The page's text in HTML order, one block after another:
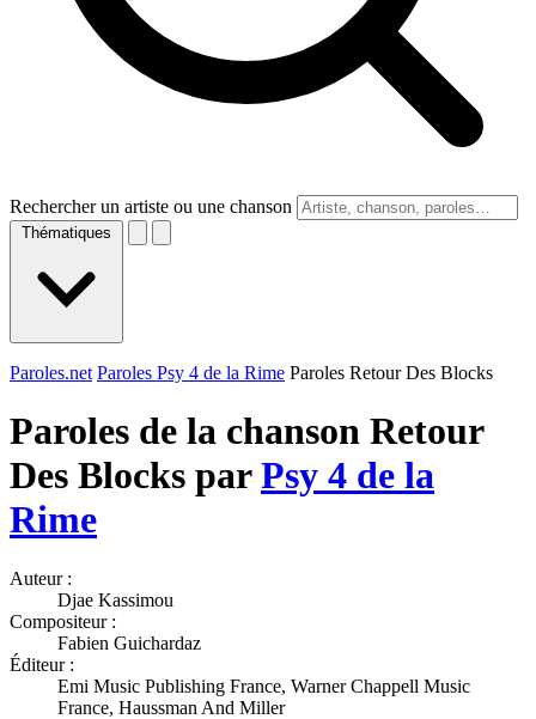
Rechercher un artiste ou une chanson
Thématiques
Paroles.net Paroles Psy 4 de la Rime Paroles Retour Des Blocks
Paroles de la chanson Retour
Des Blocks parPsy 4 de la
Rime
Auteur :
Djae Kassimou
Compositeur :
Fabien Guichardaz
Éditeur :
Emi Music Publishing France, Warner Chappell Music
France, Haussman And Miller